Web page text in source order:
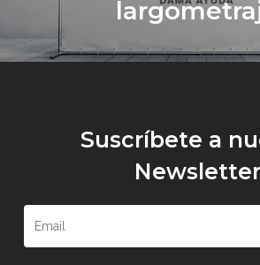
Suscríbete a
Newsletter